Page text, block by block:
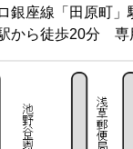
銀座線「田原町」
駅から徒歩20分 専